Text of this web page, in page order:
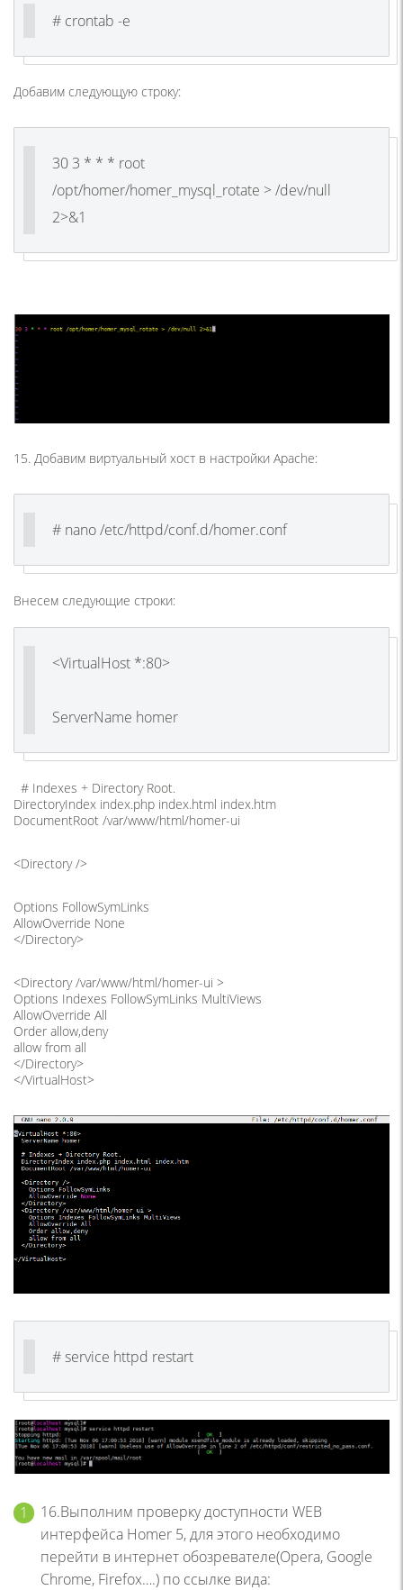
# crontab -e
Добавим следующую строку:
30 3 * * * root
/opt/homer/homer_mysql_rotate > /dev/null
2>&1
15. Добавим виртуальный хост в настройки Apache:
# nano /etc/httpd/conf.d/homer.conf
Внесем следующие строки:
<VirtualHost *:80>
ServerName homer
# Indexes + Directory Root.
DirectoryIndex index.php index.html index.htm
DocumentRoot /var/www/html/homer-ui
<Directory />
Options FollowSymLinks
AllowOverride None
</Directory>
<Directory /var/www/html/homer-ui >
Options Indexes FollowSymLinks MultiViews
AllowOverride All
Order allow,deny
allow from all
</Directory>
</VirtualHost>
# service httpd restart
16.Выполним проверку доступности WEB
интерфейса Homer 5, для этого необходимо
перейти в интернет обозревателе(Opera, Google
Chrome, Firefox….) по ссылке вида: